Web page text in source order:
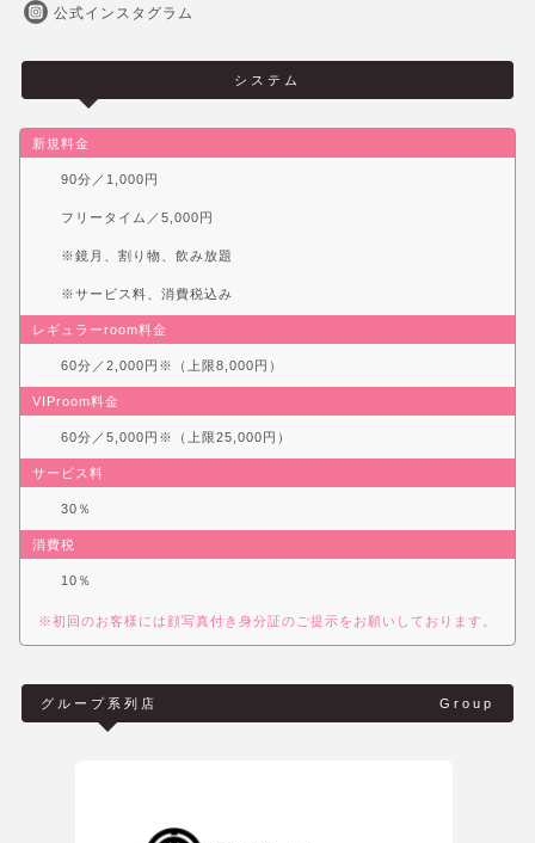
公式インスタグラム
システム
新規料金
90分／1,000円
フリータイム／5,000円
※鏡月、割り物、飲み放題
※サービス料、消費税込み
レギュラーroom料金
60分／2,000円※（上限8,000円）
VIProom料金
60分／5,000円※（上限25,000円）
サービス料
30％
消費税
10％
※初回のお客様には顔写真付き身分証のご提示をお願いしております。
Group
グループ系列店